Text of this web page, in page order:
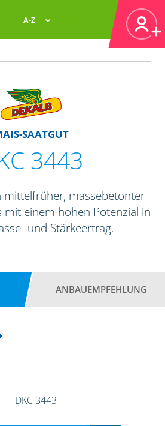
A-Z
SAATGUT
3443
mittelfrüher, massebetonter
mit einem hohen Potenzial in
und Stärkeertrag.
ANBAUEMPFEHLUNG